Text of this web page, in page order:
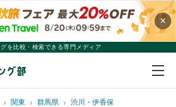
×
を比較・検索できる専門メディア
関東 群馬県
渋川・伊香保